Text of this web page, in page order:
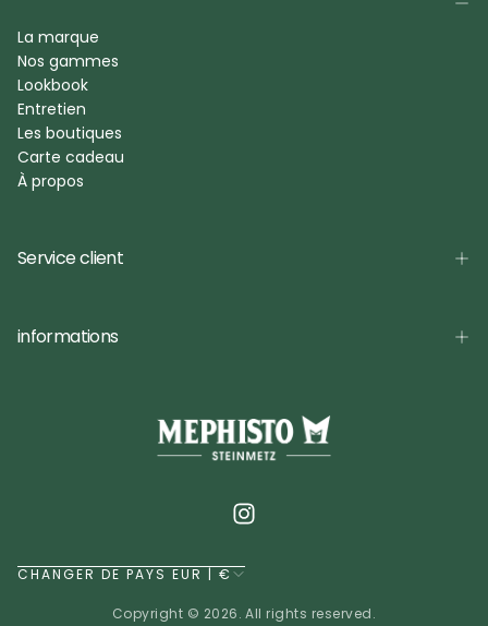
La marque
Nos gammes
Lookbook
Entretien
Les boutiques
Carte cadeau
À propos
Service client
informations
CHANGER DE PAYS EUR | €
Copyright © 2026. All rights reserved.